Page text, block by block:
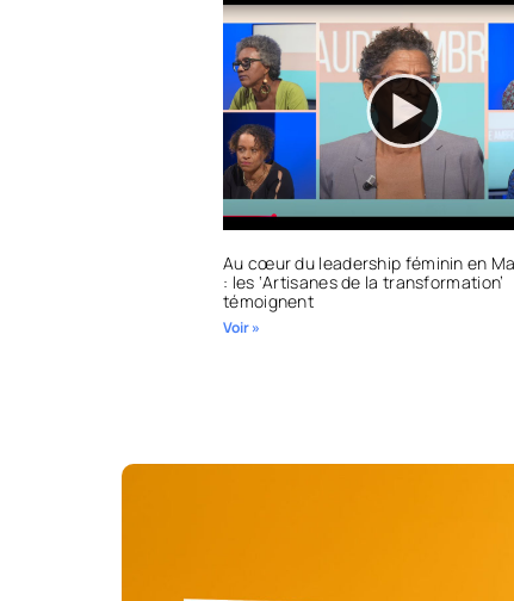
Au cœur du leadership féminin en
: les ‘Artisanes de la transformation’
témoignent
Voir »